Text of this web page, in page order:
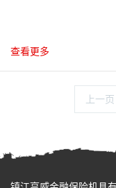
查看更多
上一页